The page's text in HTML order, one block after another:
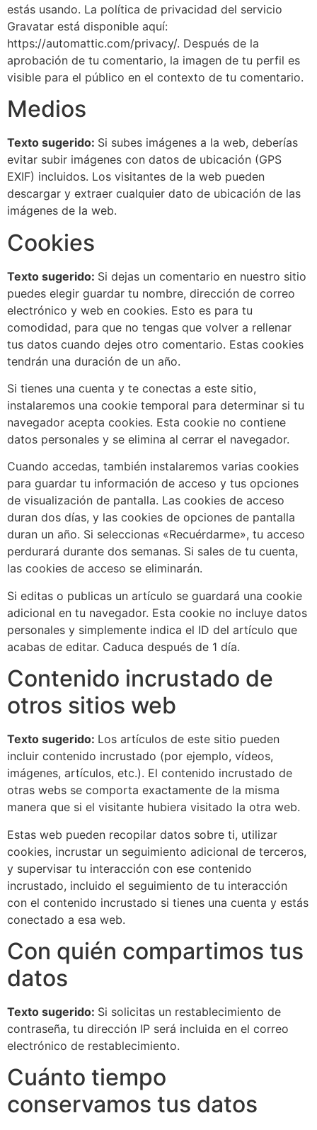
estás usando. La política de privacidad del servicio
Gravatar está disponible aquí:
https://automattic.com/privacy/. Después de la
aprobación de tu comentario, la imagen de tu perfil es
visible para el público en el contexto de tu comentario.
Medios
Texto sugerido: Si subes imágenes a la web, deberías
evitar subir imágenes con datos de ubicación (GPS
EXIF) incluidos. Los visitantes de la web pueden
descargar y extraer cualquier dato de ubicación de las
imágenes de la web.
Cookies
Texto sugerido: Si dejas un comentario en nuestro sitio
puedes elegir guardar tu nombre, dirección de correo
electrónico y web en cookies. Esto es para tu
comodidad, para que no tengas que volver a rellenar
tus datos cuando dejes otro comentario. Estas cookies
tendrán una duración de un año.
Si tienes una cuenta y te conectas a este sitio,
instalaremos una cookie temporal para determinar si tu
navegador acepta cookies. Esta cookie no contiene
datos personales y se elimina al cerrar el navegador.
Cuando accedas, también instalaremos varias cookies
para guardar tu información de acceso y tus opciones
de visualización de pantalla. Las cookies de acceso
duran dos días, y las cookies de opciones de pantalla
duran un año. Si seleccionas «Recuérdarme», tu acceso
perdurará durante dos semanas. Si sales de tu cuenta,
las cookies de acceso se eliminarán.
Si editas o publicas un artículo se guardará una cookie
adicional en tu navegador. Esta cookie no incluye datos
personales y simplemente indica el ID del artículo que
acabas de editar. Caduca después de 1 día.
Contenido incrustado de
otros sitios web
Texto sugerido: Los artículos de este sitio pueden
incluir contenido incrustado (por ejemplo, vídeos,
imágenes, artículos, etc.). El contenido incrustado de
otras webs se comporta exactamente de la misma
manera que si el visitante hubiera visitado la otra web.
Estas web pueden recopilar datos sobre ti, utilizar
cookies, incrustar un seguimiento adicional de terceros,
y supervisar tu interacción con ese contenido
incrustado, incluido el seguimiento de tu interacción
con el contenido incrustado si tienes una cuenta y estás
conectado a esa web.
Con quién compartimos tus
datos
Texto sugerido: Si solicitas un restablecimiento de
contraseña, tu dirección IP será incluida en el correo
electrónico de restablecimiento.
Cuánto tiempo
conservamos tus datos